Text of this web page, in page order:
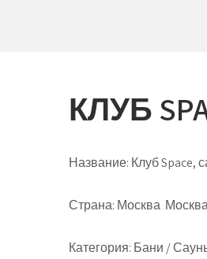
КЛУБ
Название: Клуб Space,
Страна: Москва
Категория: Бани /